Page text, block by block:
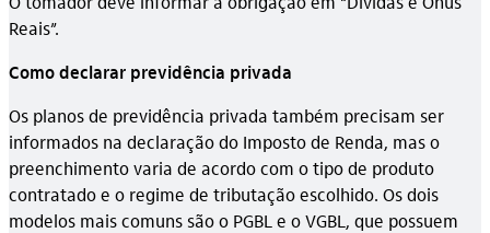
Reais”.
Como declarar previdência privada
Os planos de previdência privada também precisam ser
informados na declaração do Imposto de Renda, mas o
preenchimento varia de acordo com o tipo de produto
contratado e o regime de tributação escolhido. Os dois
modelos mais comuns são o PGBL e o VGBL, que possuem